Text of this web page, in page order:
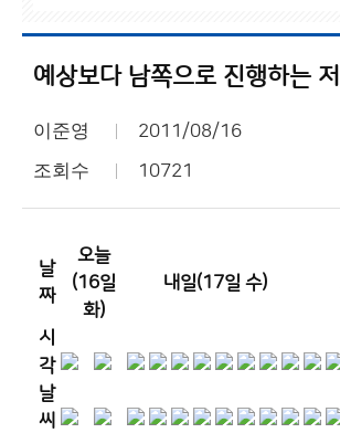
예상보다 남쪽으로 진행하는
이준영 2011/08/16
조회수 10721
날
짜
오늘
(16일
화)
내일(17일 수)
시
각
날
씨